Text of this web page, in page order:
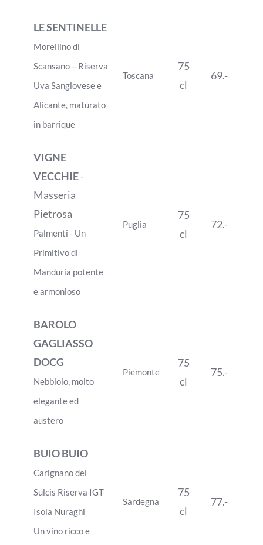
LE SENTINELLE
Morellino di
Scansano – Riserva
Uva Sangiovese e
Alicante, maturato
in barrique
Toscana
75
cl
69.-
VIGNE
VECCHIE-
Masseria
Pietrosa
Palmenti - Un
Primitivo di
Manduria potente
e armonioso
Puglia
75
cl
72.-
BAROLO
GAGLIASSO
DOCG
Nebbiolo, molto
elegante ed
austero
Piemonte
75
cl
75.-
BUIO BUIO
Carignano del
Sulcis Riserva IGT
Isola Nuraghi
Un vino ricco e
Sardegna
75
cl
77.-